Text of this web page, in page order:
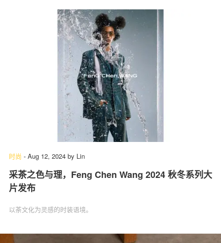
时尚 - Aug 12, 2024 by Lin
采茶之色与理，Feng Chen Wang 2024 秋冬系列大
片发布
以茶文化为灵感的时装语境。